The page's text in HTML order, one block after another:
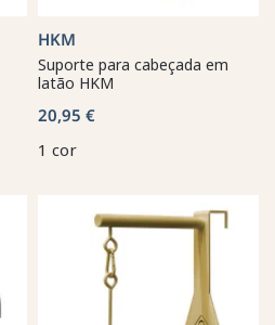
HKM
Suporte para cabeçada em
latão HKM
20,95 €
1 cor